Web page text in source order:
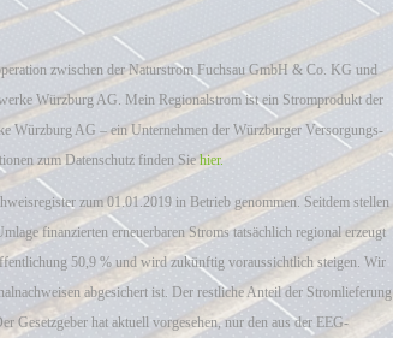
zwischen der Naturstrom Fuchsau GmbH & Co. KG und
Würzburg AG. Mein Regionalstrom ist ein Stromprodukt der
Würzburg AG – ein Unternehmen der Würzburger Versorgungs-
zum Datenschutz finden Siehier.
zum 01.01.2019 in Betrieb genommen. Seitdem stellen
finanzierten erneuerbaren Stroms tatsächlich regional erzeugt
50,9 % und wird zukünftig voraussichtlich steigen. Wir
abgesichert ist. Der restliche Anteil der Stromlieferung
Gesetzgeber hat aktuell vorgesehen, nur den aus der EEG-